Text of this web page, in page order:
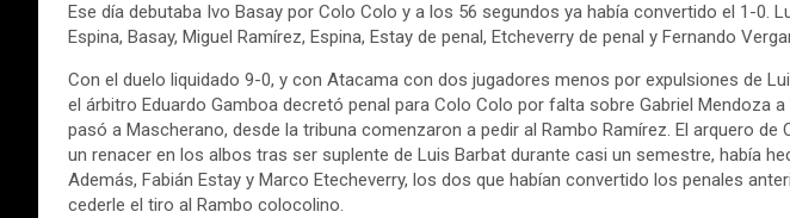
Ese día debutaba Ivo Basay por Colo Colo y a los 56 segundos ya había convertido el 1-0.
Espina, Basay, Miguel Ramírez, Espina, Estay de penal, Etcheverry de penal y Fernando
Con el duelo liquidado 9-0, y con Atacama con dos jugadores menos por expulsiones de
el árbitro Eduardo Gamboa decretó penal para Colo Colo por falta sobre Gabriel Mendoza
pasó a Mascherano, desde la tribuna comenzaron a pedir al Rambo Ramírez. El arquero de
un renacer en los albos tras ser suplente de Luis Barbat durante casi un semestre, había
Además, Fabián Estay y Marco Etecheverry, los dos que habían convertido los penales
cederle el tiro al Rambo colocolino.